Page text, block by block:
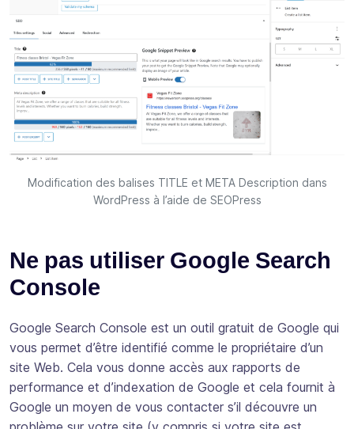
Modification des balises TITLE et META Description dans
WordPress à l’aide de SEOPress
Ne pas utiliser Google Search
Console
Google Search Console est un outil gratuit de Google qui
vous permet d’être identifié comme le propriétaire d’un
site Web. Cela vous donne accès aux rapports de
performance et d’indexation de Google et cela fournit à
Google un moyen de vous contacter s’il découvre un